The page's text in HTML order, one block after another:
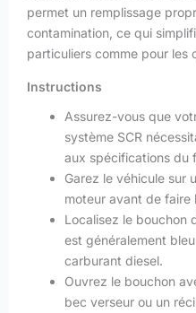
permet un remplissage
contamination, ce qui
particuliers comme pour les
Instructions
Assurez-vous que
système SCR
aux spécifications du
Garez le véhicule sur
moteur avant de faire
Localisez le bouchon
est généralement
carburant diesel.
Ouvrez le bouchon
bec verseur ou un